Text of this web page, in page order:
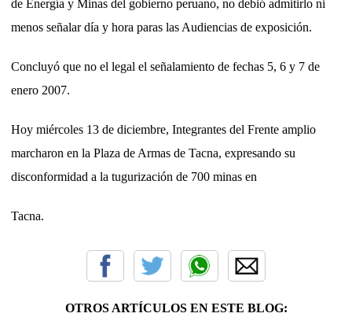
de Energía y Minas del gobierno peruano, no debió admitirlo ni
menos señalar día y hora paras las Audiencias de exposición.
Concluyó que no el legal el señalamiento de fechas 5, 6 y 7 de
enero 2007.
Hoy miércoles 13 de diciembre, Integrantes del Frente amplio
marcharon en la Plaza de Armas de Tacna, expresando su
disconformidad a la tugurización de 700 minas en
Tacna.
OTROS ARTÍCULOS EN ESTE BLOG: